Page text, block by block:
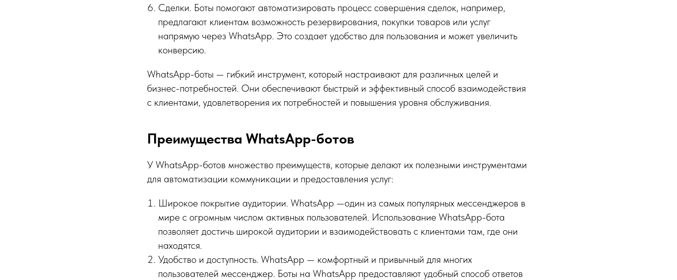
Сделки. Боты помогают автоматизировать процесс совершения сделок, например,
предлагают клиентам возможность резервирования, покупки товаров или услуг
напрямую через WhatsApp. Это создает удобство для пользования и может увеличить
конверсию.
WhatsApp-боты — гибкий инструмент, который настраивают для различных целей и
бизнес-потребностей. Они обеспечивают быстрый и эффективный способ взаимодействия
с клиентами, удовлетворения их потребностей и повышения уровня обслуживания.
Преимущества WhatsApp-ботов
У WhatsApp-ботов множество преимуществ, которые делают их полезными инструментами
для автоматизации коммуникации и предоставления услуг:
Широкое покрытие аудитории. WhatsApp —один из самых популярных мессенджеров в
мире с огромным числом активных пользователей. Использование WhatsApp-бота
позволяет достичь широкой аудитории и взаимодействовать с клиентами там, где они
находятся.
Удобство и доступность. WhatsApp — комфортный и привычный для многих
пользователей мессенджер. Боты на WhatsApp предоставляют удобный способ ответов